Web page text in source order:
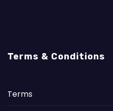
Terms & Conditions
Terms